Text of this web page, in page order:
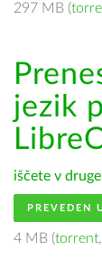
297 MB (
jezik
iščete v
PREVEDEN
4 MB (torrent,